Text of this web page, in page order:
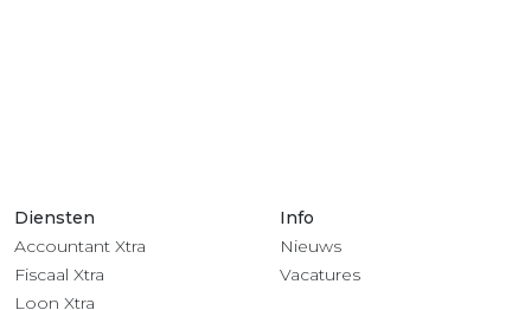
Diensten
Accountant Xtra
Fiscaal Xtra
Loon Xtra
Info
Nieuws
Vacatures